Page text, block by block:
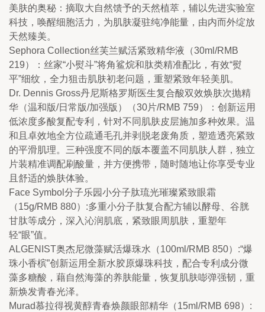
美肤的奥秘：摘取大自然馈予的天然植萃，辅以先进实验室
科技，唤醒细胞活力，为肌肤凝驻纯净能量，由内而外绽放
天然臻美。
Sephora Collection丝芙兰赋活紧致精华液（30ml/RMB
219）：丝家“小熨斗”将角鲨烷和肽类精准配比，有效“熨
平”细纹，全力狙击肌肤初老问题，重塑紧致年轻美肌。
Dr. Dennis Gross丹尼斯格罗斯医生复合酸双效焕肤次抛精
华（温和版/日常版/加强版）（30片/RMB 759）：创新运用
低浓度多酸复配专利，针对不同肌肤皮层施加多种效果。温
和且卓效地全方位疏通毛孔并剥脱老废角质，塑造透亮紧致
的平滑肌理。三种强度不同的版本覆盖不同肌肤人群，独立
片装精准调配刷酸量，并方便携带，随时随地让你享受专业
且舒适的焕肤体验。
Face Symbol分子乐园小分子肽琉光璀璨紧致眼霜
（15g/RMB 880）:多重小分子肽复合配方辅以酵母、谷胱
甘肽等成分，深入沁润肌底，紧致眼周肌肤，重塑年
轻“眼”值。
ALGENIST奥杰尼微藻赋活爆珠水（100ml/RMB 850）:“爆
珠小香槟”创新运用全新水胶原爆珠科技，配合专利成分微
藻多糖酸，藉自然海藻的养肤能量，恢复肌肤嘭弹强韧，重
新焕发青春光泽。
Murad慕拉得视黄醇青春焕颜眼部精华（15ml/RMB 698）: